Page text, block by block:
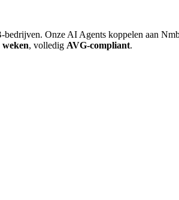
Onze AI Agents koppelen aan
weken, volledig AVG-compliant.